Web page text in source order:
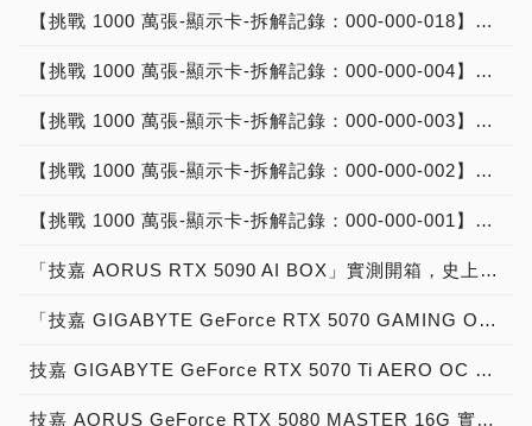
【挑戰 1000 萬張-顯示卡-拆解記錄：000-000-018】微星 MSI GeForce RTX 5090 32G LIGHTNING Z 閃電卡皇：台灣代理商建達公司貨：台灣製造 Made In Taiwan（限定版→僅開箱）
【挑戰 1000 萬張-顯示卡-拆解記錄：000-000-004】華碩 ASUS TUF Gaming GeForce RTX 5090 32GB GDDR7：台灣代理商聯強公司貨：中國製造 Made In China
【挑戰 1000 萬張-顯示卡-拆解記錄：000-000-003】微星 MSI GEFORCE RTX 5090 GAMING TRIO OC：台灣代理商建達公司貨：台灣製造 Made In Taiwan
【挑戰 1000 萬張-顯示卡-拆解記錄：000-000-002】技嘉 GIGABYTE GEFORCE RTX 5090 GAMING OC 32G：台灣代理商青雲公司貨：台灣製造 Made In Taiwan
【挑戰 1000 萬張-顯示卡-拆解記錄：000-000-001】映眾 INNO3D GEFORCE RTX 5090 X3：台灣代理商威健公司貨：印尼製造 Made In Indonesia
「技嘉 AORUS RTX 5090 AI BOX」實測開箱，史上最強大「暢玩遊戲 ＋ 超強地端 AI」Thunderbolot 5 即插即用相容 USB 4「外接顯示卡」
「技嘉 GIGABYTE GeForce RTX 5070 GAMING OC 12G」實測開箱，DLSS 4火力佳持「2K 遊戲新王者」主流級電競顯示卡！
技嘉 GIGABYTE GeForce RTX 5070 Ti AERO OC 16G實測開箱，高顏值「白色海景房」精品級顯示卡！
技嘉 AORUS GeForce RTX 5080 MASTER 16G 實測開箱，史上最強「王者堆料」液晶螢幕海景顯示卡！